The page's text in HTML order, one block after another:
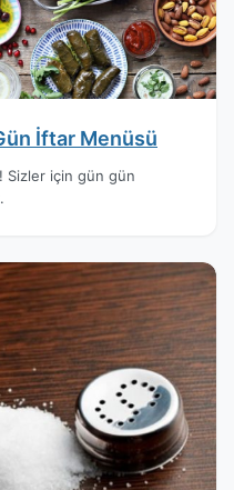
İftar Menüsü
Sizler için gün gün